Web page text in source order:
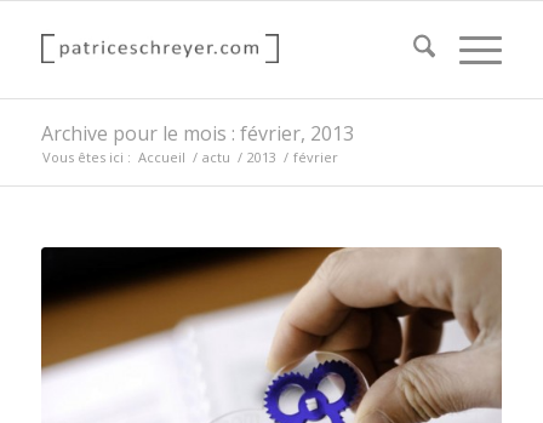
Archive pour le mois : février, 2013
Vous êtes ici : Accueil / actu / 2013 / février